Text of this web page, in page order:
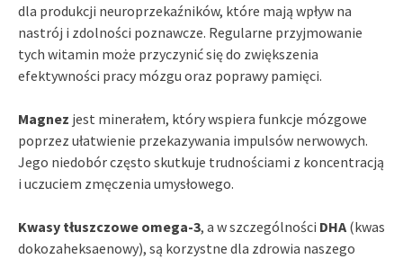
dla produkcji neuroprzekaźników, które mają wpływ na
nastrój i zdolności poznawcze. Regularne przyjmowanie
tych witamin może przyczynić się do zwiększenia
efektywności pracy mózgu oraz poprawy pamięci.
Magnez jest minerałem, który wspiera funkcje mózgowe
poprzez ułatwienie przekazywania impulsów nerwowych.
Jego niedobór często skutkuje trudnościami z koncentracją
i uczuciem zmęczenia umysłowego.
Kwasy tłuszczowe omega-3, a w szczególności DHA (kwas
dokozaheksaenowy), są korzystne dla zdrowia naszego